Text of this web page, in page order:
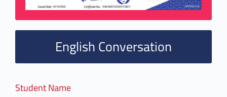
English Conversation
Student Name